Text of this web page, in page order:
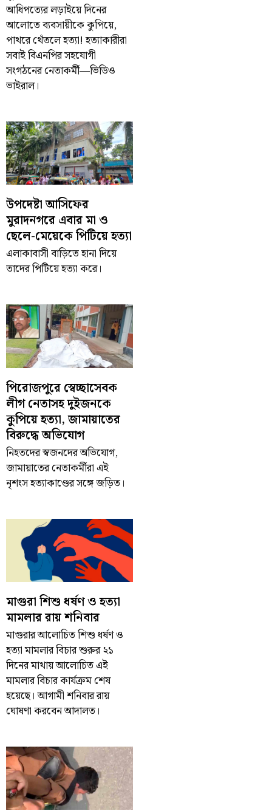
আধিপত্যের লড়াইয়ে দিনের
আলোতে ব্যবসায়ীকে কুপিয়ে,
পাথরে থেঁতলে হত্যা! হত্যাকারীরা
সবাই বিএনপির সহযোগী
সংগঠনের নেতাকর্মী—ভিডিও
ভাইরাল।
উপদেষ্টা আসিফের
মুরাদনগরে এবার মা ও
ছেলে-মেয়েকে পিটিয়ে হত্যা
এলাকাবাসী বাড়িতে হানা দিয়ে
তাদের পিটিয়ে হত্যা করে।
পিরোজপুরে স্বেচ্ছাসেবক
লীগ নেতাসহ দুইজনকে
কুপিয়ে হত্যা, জামায়াতের
বিরুদ্ধে অভিযোগ
নিহতদের স্বজনদের অভিযোগ,
জামায়াতের নেতাকর্মীরা এই
নৃশংস হত্যাকাণ্ডের সঙ্গে জড়িত।
মাগুরা শিশু ধর্ষণ ও হত্যা
মামলার রায় শনিবার
মাগুরার আলোচিত শিশু ধর্ষণ ও
হত্যা মামলার বিচার শুরুর ২১
দিনের মাথায় আলোচিত এই
মামলার বিচার কার্যক্রম শেষ
হয়েছে। আগামী শনিবার রায়
ঘোষণা করবেন আদালত।